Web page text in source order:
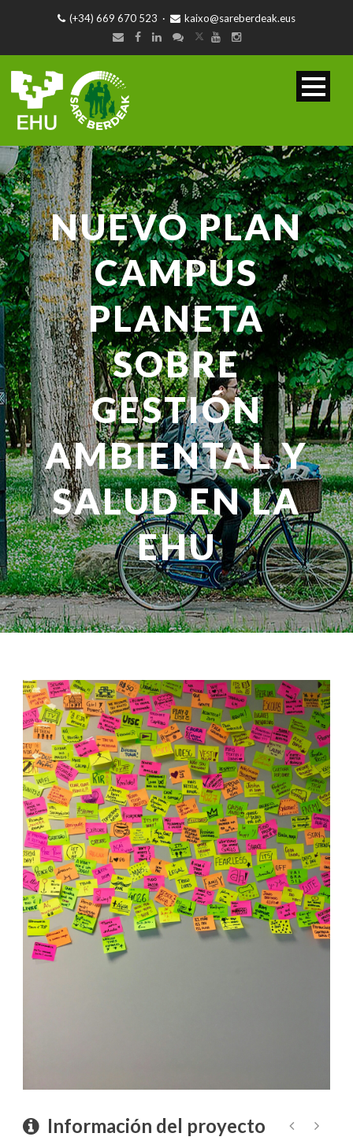
(+34) 669 670 523 · kaixo@sareberdeak.eus
NUEVO PLAN
CAMPUS
PLANETA
SOBRE
GESTIÓN
AMBIENTAL Y
SALUD EN LA
EHU
Información del proyecto